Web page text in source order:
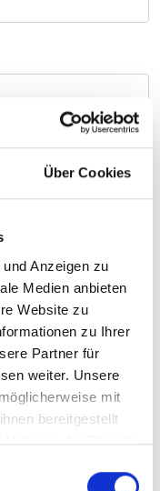
Über Cookies
Anzeigen zu
Medien anbieten
Website zu
zu Ihrer
Partner für
weiter. Unsere
mit
bereitgestellt
der Dienste